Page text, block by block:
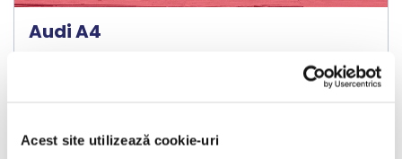
Acest site utilizează cookie-uri
Audi A4
Automata
Bucuresti Militari